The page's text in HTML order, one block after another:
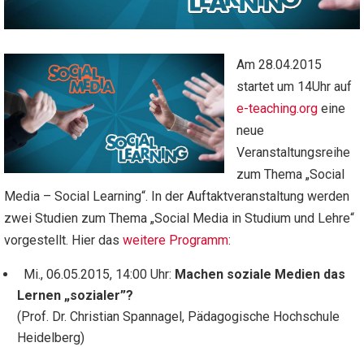
Am 28.04.2015
startet um 14Uhr auf
e-teaching.org eine
neue
Veranstaltungsreihe
zum Thema „Social
Media – Social Learning“. In der Auftaktveranstaltung werden
zwei Studien zum Thema „Social Media in Studium und Lehre“
vorgestellt. Hier das weitere Programm:
Mi., 06.05.2015, 14:00 Uhr: Machen soziale Medien das
Lernen „sozialer”?
(Prof. Dr. Christian Spannagel, Pädagogische Hochschule
Heidelberg)